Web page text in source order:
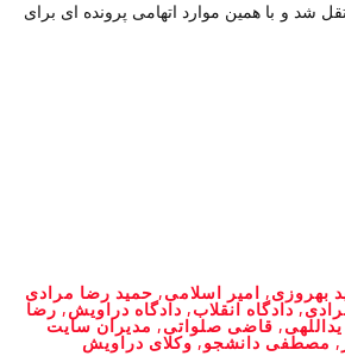
شد و با همین موارد اتهامی پرونده ای برای
بهروزی, امیر اسلامی, حمید رضا مرادی
,دادگاه انقلاب, دادگاه دراویش,رضا
, قاضی صلواتی, مدیران سایت
, مصطفی دانشجو,وکلای دراویش